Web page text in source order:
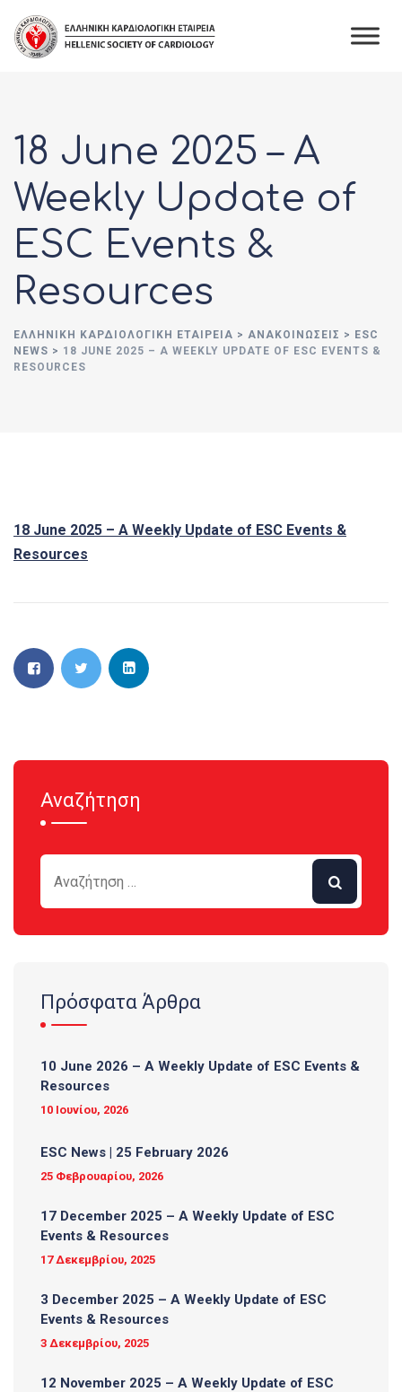
content
18 June 2025 – A
Weekly Update of
ESC Events &
Resources
ΕΛΛΗΝΙΚΉ ΚΑΡΔΙΟΛΟΓΙΚΉ ΕΤΑΙΡΕΊΑ > ΑΝΑΚΟΙΝΏΣΕΙΣ > ESC
NEWS > 18 JUNE 2025 – A WEEKLY UPDATE OF ESC EVENTS &
RESOURCES
18 June 2025 – A Weekly Update of ESC Events &
Resources
Αναζήτηση
Πρόσφατα Άρθρα
10 June 2026 – A Weekly Update of ESC Events &
Resources
10 Ιουνίου, 2026
ESC News | 25 February 2026
25 Φεβρουαρίου, 2026
17 December 2025 – A Weekly Update of ESC
Events & Resources
17 Δεκεμβρίου, 2025
3 December 2025 – A Weekly Update of ESC
Events & Resources
3 Δεκεμβρίου, 2025
12 November 2025 – A Weekly Update of ESC